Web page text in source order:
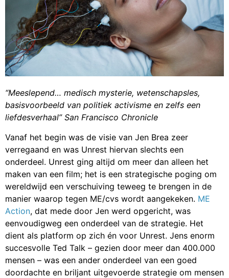
“Meeslepend… medisch mysterie, wetenschapsles,
basisvoorbeeld van politiek activisme en zelfs een
liefdesverhaal” San Francisco Chronicle
Vanaf het begin was de visie van Jen Brea zeer
verregaand en was Unrest hiervan slechts een
onderdeel. Unrest ging altijd om meer dan alleen het
maken van een film; het is een strategische poging om
wereldwijd een verschuiving teweeg te brengen in de
manier waarop tegen ME/cvs wordt aangekeken. ME
Action, dat mede door Jen werd opgericht, was
eenvoudigweg een onderdeel van de strategie. Het
dient als platform op zich én voor Unrest. Jens enorm
succesvolle Ted Talk – gezien door meer dan 400.000
mensen – was een ander onderdeel van een goed
doordachte en briljant uitgevoerde strategie om mensen